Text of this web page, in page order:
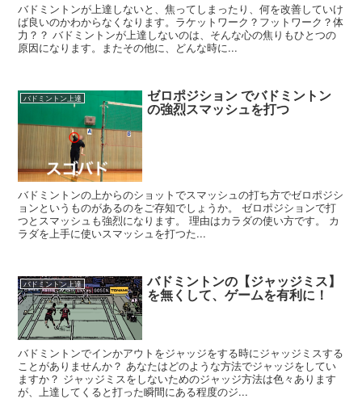
バドミントンが上達しないと、焦ってしまったり、何を改善していけ
ば良いのかわからなくなります。ラケットワーク？フットワーク？体
力？？ バドミントンが上達しないのは、そんな心の焦りもひとつの
原因になります。またその他に、どんな時に...
バドミントン上達 ゼロポジション でバドミントン
の強烈スマッシュを打つ
バドミントンの上からのショットでスマッシュの打ち方でゼロポジシ
ョンというものがあるのをご存知でしょうか。 ゼロポジションで打
つとスマッシュも強烈になります。 理由はカラダの使い方です。 カ
ラダを上手に使いスマッシュを打つた...
バドミントン上達 バドミントンの【ジャッジミス】
を無くして、ゲームを有利に！
バドミントンでインかアウトをジャッジをする時にジャッジミスする
ことがありませんか？ あなたはどのような方法でジャッジをしてい
ますか？ ジャッジミスをしないためのジャッジ方法は色々あります
が、上達してくると打った瞬間にある程度のジ...